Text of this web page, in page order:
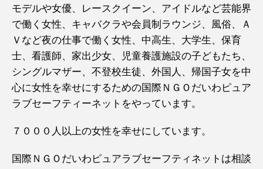
モデルや女優、レースクイーン、アイドルなど芸能界
で働く女性、キャバクラや会員制ラウンジ、風俗、Ａ
Ｖなど夜の仕事で働く女性、中高生、大学生、保育
士、看護師、家出少女、児童養護施設の子どもたち、
シングルマザー、不登校生徒、外国人、帰国子女を中
心に女性を幸せにするための国際ＮＧＯだいわピュア
ラブセーフティーネットをやっています。
７０００人以上の女性を幸せにしています。
国際ＮＧＯだいわピュアラブセーフティネットは相談